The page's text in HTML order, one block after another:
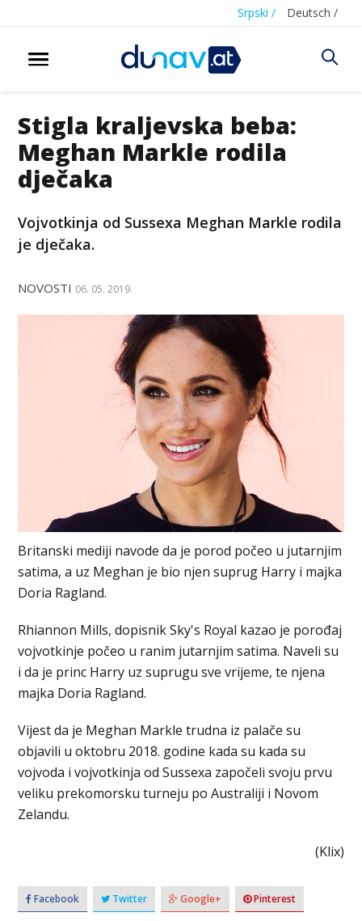
Srpski / Deutsch /
Stigla kraljevska beba:
Meghan Markle rodila
dječaka
Vojvotkinja od Sussexa Meghan Markle rodila
je dječaka.
NOVOSTI 06. 05. 2019.
Britanski mediji navode da je porod počeo u jutarnjim
satima, a uz Meghan je bio njen suprug Harry i majka
Doria Ragland.
Rhiannon Mills, dopisnik Sky's Royal kazao je porođaj
vojvotkinje počeo u ranim jutarnjim satima. Naveli su
i da je princ Harry uz suprugu sve vrijeme, te njena
majka Doria Ragland.
Vijest da je Meghan Markle trudna iz palače su
objavili u oktobru 2018. godine kada su kada su
vojvoda i vojvotkinja od Sussexa započeli svoju prvu
veliku prekomorsku turneju po Australiji i Novom
Zelandu.
(Klix)
Facebook Twitter Google+ Pinterest